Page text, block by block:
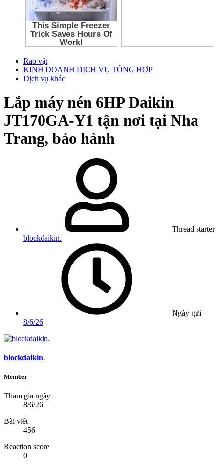
Rao vặt
KINH DOANH DỊCH VỤ TỔNG HỢP
Dịch vụ khác
Lắp máy nén 6HP Daikin
JT170GA-Y1 tận nơi tại Nha
Trang, bảo hành
Thread starter
blockdaikin.
Ngày gửi
8/6/26
blockdaikin.
Member
Tham gia ngày
8/6/26
Bài viết
456
Reaction score
0